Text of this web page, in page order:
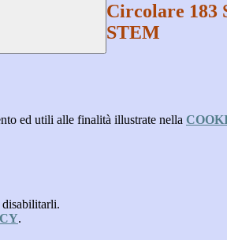
Circolare 183
STEM
ed utili alle finalità illustrate nella
disabilitarli.
.